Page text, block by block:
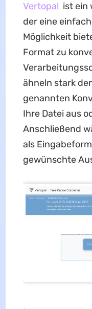
Vertopal ist ein
der eine
Möglichkeit
Format zu
ähneln stark
genannten
Ihre Datei aus
Anschließend
als
gewünschte